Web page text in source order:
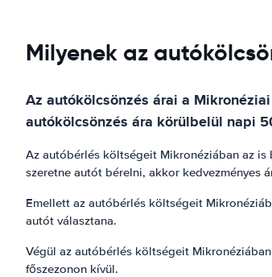
Milyenek az
Az autókölcsönzés árai a
autókölcsönzés ára körülbelül napi
Az autóbérlés költségeit Mikronéziában az
szeretne autót bérelni, akkor kedvezményes
Emellett az autóbérlés költségeit
autót választana.
Végül az autóbérlés költségeit
főszezonon kívül.